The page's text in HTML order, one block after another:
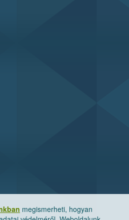
megismerheti, hogyan